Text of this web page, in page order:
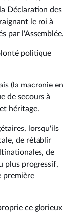
Déclaration des
le roi à
par l'Assemblée.
politique
(la macronie en
de secours à
héritage.
lorsqu'ils
de rétablir
de
plus progressif,
première
ce glorieux